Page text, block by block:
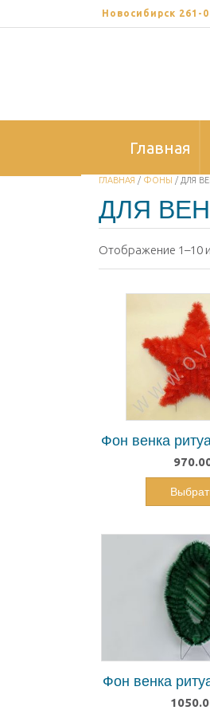
to
Новосибирск 261-
Главная
ГЛАВНАЯ / ФОНЫ / ДЛЯ
ДЛЯ
Отображение 1–10
Фон венка
Фон венка